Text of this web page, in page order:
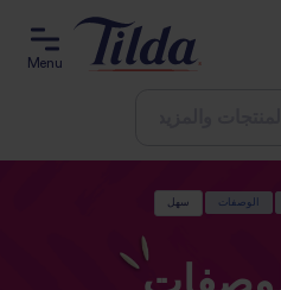
Menu
الوصفات سهل